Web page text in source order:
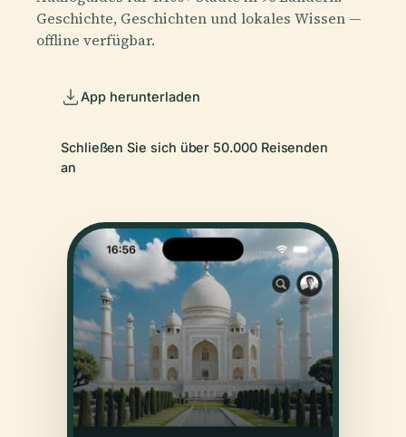
Geschichte, Geschichten und lokales Wissen —
offline verfügbar.
App herunterladen
Schließen Sie sich über 50.000 Reisenden
an